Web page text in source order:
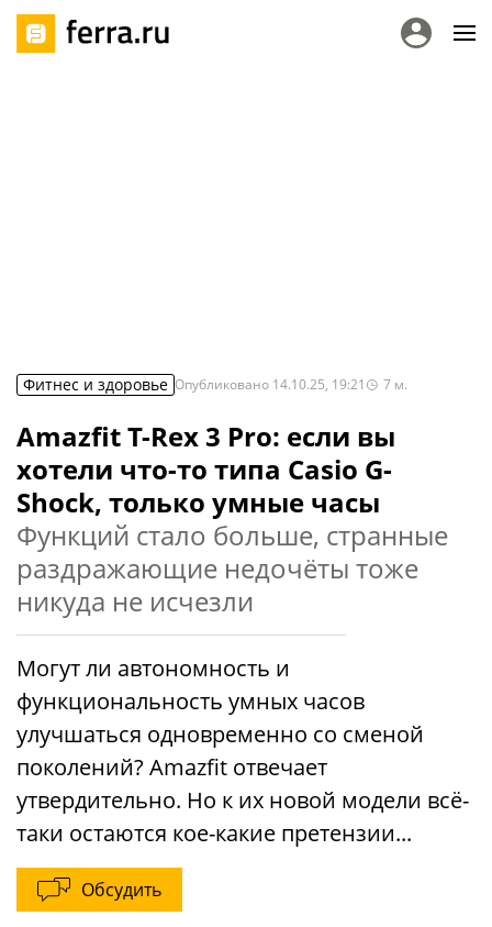
Фитнес и здоровье Опубликовано 14.10.25, 19:21 7 м.
Amazfit T-Rex 3 Pro: если вы
хотели что-то типа Casio G-
Shock, только умные часы
Функций стало больше, странные
раздражающие недочёты тоже
никуда не исчезли
Могут ли автономность и
функциональность умных часов
улучшаться одновременно со сменой
поколений? Amazfit отвечает
утвердительно. Но к их новой модели всё-
таки остаются кое-какие претензии...
Обсудить